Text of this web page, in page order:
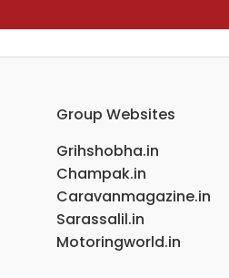
Group Websites
Grihshobha.in
Champak.in
Caravanmagazine.in
Sarassalil.in
Motoringworld.in